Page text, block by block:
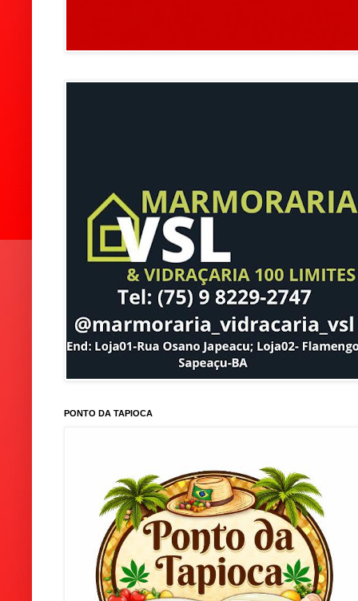
PONTO DA TAPIOCA